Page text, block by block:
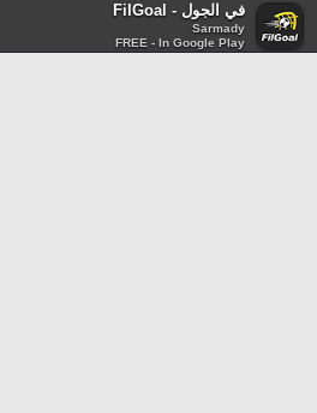
في الجول - FilGoal
Sarmady
FREE - In Google Play